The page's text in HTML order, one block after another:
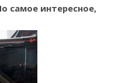
самое интересное,